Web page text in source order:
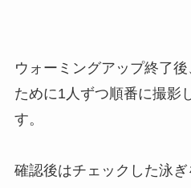
ウォーミングアップ終了
ために1人ずつ順番に撮影
す。
確認後はチェックした泳